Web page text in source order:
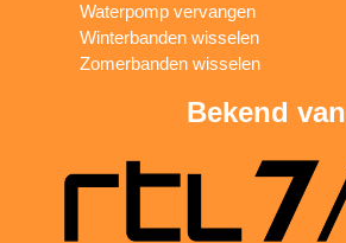
Waterpomp vervangen
Winterbanden wisselen
Zomerbanden wisselen
Bekend van